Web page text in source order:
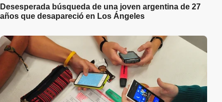
Desesperada búsqueda de una joven argentina de 27
años que desapareció en Los Ángeles